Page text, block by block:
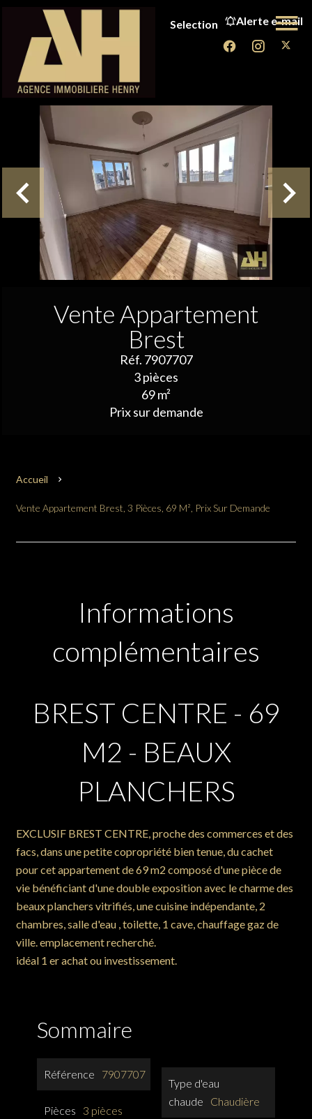
Selection Alerte e-mail
Vente Appartement
Brest
Réf. 7907707
3 pièces
69 m²
Prix sur demande
Accueil
Vente Appartement Brest, 3 Pièces, 69 M², Prix Sur Demande
Informations
complémentaires
BREST CENTRE - 69
M2 - BEAUX
PLANCHERS
EXCLUSIF BREST CENTRE, proche des commerces et des
facs, dans une petite copropriété bien tenue, du cachet
pour cet appartement de 69 m2 composé d'une pièce de
vie bénéficiant d'une double exposition avec le charme des
beaux planchers vitrifiés, une cuisine indépendante, 2
chambres, salle d'eau , toilette, 1 cave, chauffage gaz de
ville. emplacement recherché.
idéal 1 er achat ou investissement.
Sommaire
Référence 7907707
Pièces 3 pièces
Type d'eau
chaude
Chaudière